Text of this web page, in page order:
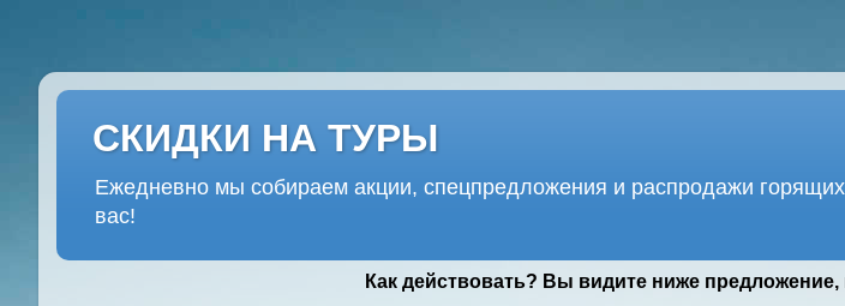
СКИДКИ НА ТУРЫ
Ежедневно мы собираем акции, спецпредложения и распродажи
вас!
Как действовать? Вы видите ниже предложение,